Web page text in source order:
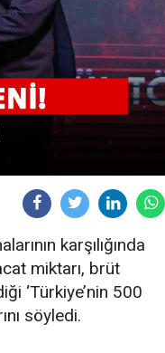
karşılığında
miktarı, brüt
‘Türkiye’nin 500
söyledi.